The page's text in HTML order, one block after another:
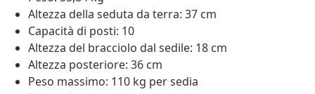
Altezza della seduta da terra: 37 cm
Capacità di posti: 10
Altezza del bracciolo dal sedile: 18 cm
Altezza posteriore: 36 cm
Peso massimo: 110 kg per sedia